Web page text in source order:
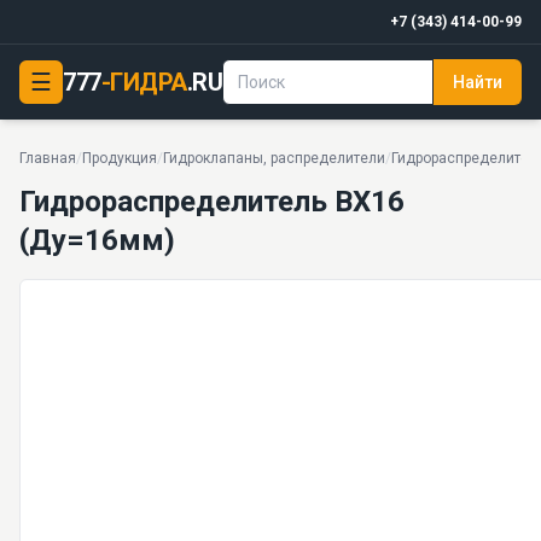
+7 (343) 414-00-99
☰ 777-ГИДРА.RU Найти
Главная/ Продукция/ Гидроклапаны, распределители/
Гидрораспределитель ВХ16 (Ду=16мм)
Гидрораспределитель ВХ16
(Ду=16мм)